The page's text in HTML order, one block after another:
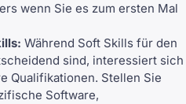
wenn Sie es zum ersten Mal
Während Soft Skills für den
sind, interessiert sich
Qualifikationen. Stellen Sie
Software,